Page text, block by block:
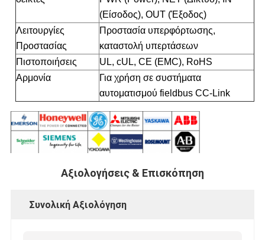
(Είσοδος), OUT (Έξοδος)
Λειτουργίες
Προστασίας
Προστασία υπερφόρτωσης,
καταστολή υπερτάσεων
Πιστοποιήσεις
UL, cUL, CE (EMC), RoHS
Αρμονία
Για χρήση σε συστήματα
αυτοματισμού fieldbus CC-Link
Αξιολογήσεις & Επισκόπηση
Συνολική Αξιολόγηση